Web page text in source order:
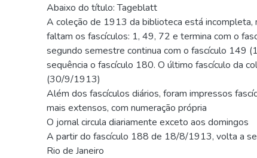
Abaixo do título: Tageblatt
A coleção de 1913 da biblioteca está incompleta,
faltam os fascículos: 1, 49, 72 e termina com o
segundo semestre continua com o fascículo 149
sequência o fascículo 180. O último fascículo da
(30/9/1913)
Além dos fascículos diários, foram impressos
mais extensos, com numeração própria
O jornal circula diariamente exceto aos domingos
A partir do fascículo 188 de 18/8/1913, volta a
Rio de Janeiro